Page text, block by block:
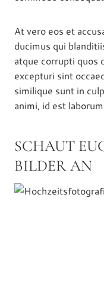
At vero eos et
ducimus qui
atque corrupti quos
excepturi sint
similique sunt in
animi, id est
SCHAUT
BILDER AN